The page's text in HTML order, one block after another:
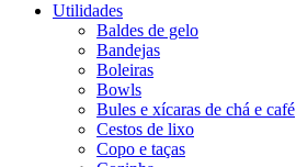
Utilidades
Baldes de gelo
Bandejas
Boleiras
Bowls
Bules e xícaras de chá e café
Cestos de lixo
Copo e taças